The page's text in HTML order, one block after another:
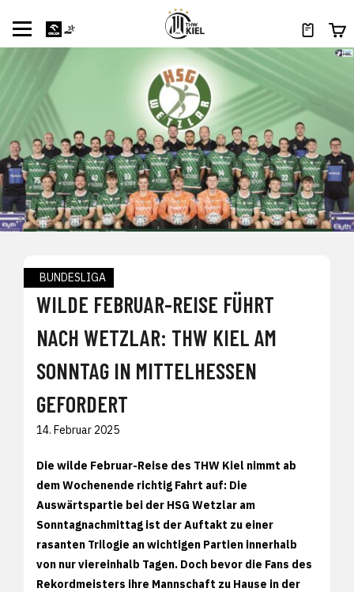
BUNDESLIGA
WILDE FEBRUAR-REISE FÜHRT
NACH WETZLAR: THW KIEL AM
SONNTAG IN MITTELHESSEN
GEFORDERT
14. Februar 2025
Die wilde Februar-Reise des THW Kiel nimmt ab
dem Wochenende richtig Fahrt auf: Die
Auswärtspartie bei der HSG Wetzlar am
Sonntagnachmittag ist der Auftakt zu einer
rasanten Trilogie an wichtigen Partien innerhalb
von nur viereinhalb Tagen. Doch bevor die Fans des
Rekordmeisters ihre Mannschaft zu Hause in der